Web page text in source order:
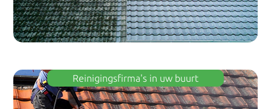
Reinigingsfirma's in uw buurt